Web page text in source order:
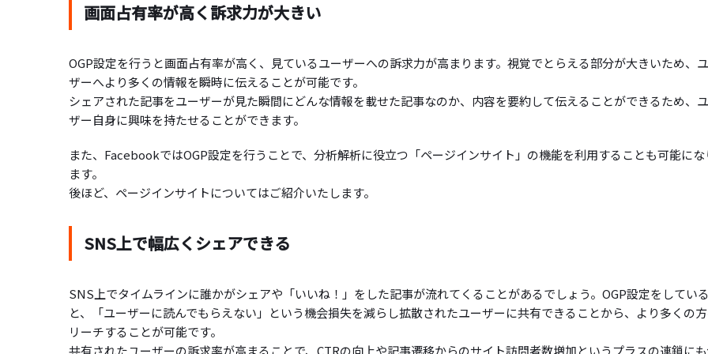
画面占有率が高く訴求力が大きい
OGP設定を行うと画面占有率が高く、見ているユーザーへの訴求力が高まります。視覚でとらえる部分が大きいため、
ザーへより多くの情報を瞬時に伝えることが可能です。
シェアされた記事をユーザーが見た瞬間にどんな情報を載せた記事なのか、内容を要約して伝えることができるため、
ザー自身に興味を持たせることができます。
また、FacebookではOGP設定を行うことで、分析解析に役立つ「ページインサイト」の機能を利用することも可能にな
ます。
後ほど、ページインサイトについてはご紹介いたします。
SNS上で幅広くシェアできる
SNS上でタイムラインに誰かがシェアや「いいね！」をした記事が流れてくることがあるでしょう。OGP設定をしている
と、「ユーザーに読んでもらえない」という機会損失を減らし拡散されたユーザーに共有できることから、より多くの
リーチすることが可能です。
共有されたユーザーの訴求率が高まることで、CTRの向上や記事遷移からのサイト訪問者数増加というプラスの連鎖に